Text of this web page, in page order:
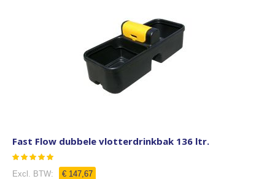
Fast Flow dubbele vlotterdrinkbak 136 ltr.
Waardering:
100
100
€ 147,67